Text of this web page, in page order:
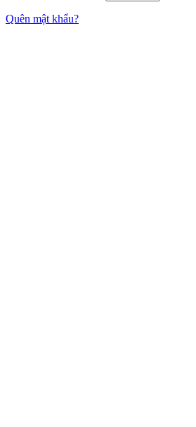
Quên mật khẩu?